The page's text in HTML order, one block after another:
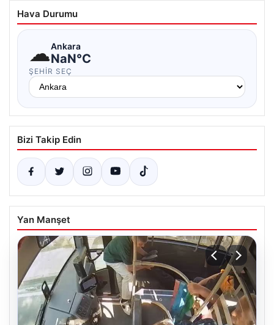
Hava Durumu
☁Ankara
NaN°C
ŞEHIR SEÇ
Bizi Takip Edin
Yan Manşet